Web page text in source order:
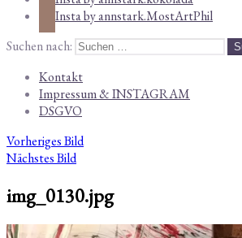
Insta by annstark.MostArtPhil
Suchen nach:
Kontakt
Impressum & INSTAGRAM
DSGVO
Vorheriges Bild
Nächstes Bild
img_0130.jpg